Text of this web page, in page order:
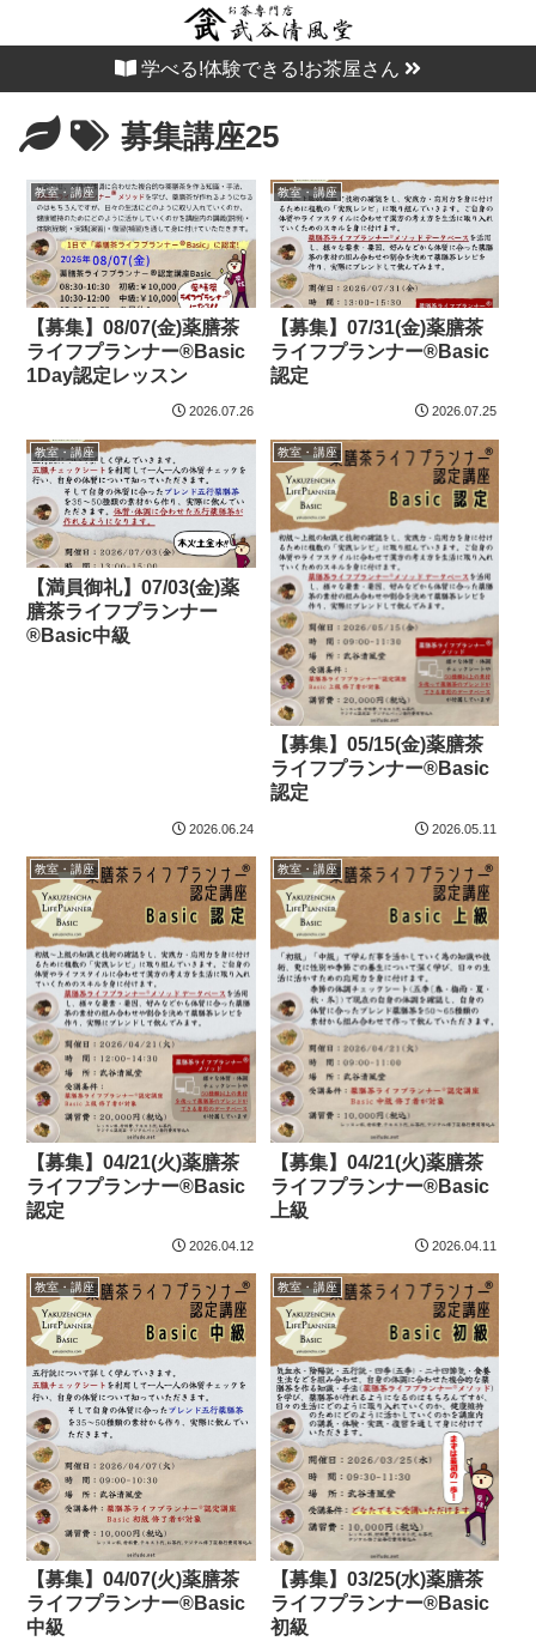
学べる!体験できる!お茶屋さん
募集講座25
教室・講座
【募集】08/07(金)薬膳茶
ライフプランナー®Basic
1Day認定レッスン
2026.07.26
教室・講座
【募集】07/31(金)薬膳茶
ライフプランナー®Basic
認定
2026.07.25
教室・講座
【満員御礼】07/03(金)薬
膳茶ライフプランナー
®Basic中級
2026.06.24
教室・講座
【募集】05/15(金)薬膳茶
ライフプランナー®Basic
認定
2026.05.11
教室・講座
【募集】04/21(火)薬膳茶
ライフプランナー®Basic
認定
2026.04.12
教室・講座
【募集】04/21(火)薬膳茶
ライフプランナー®Basic
上級
2026.04.11
教室・講座
【募集】04/07(火)薬膳茶
ライフプランナー®Basic
中級
教室・講座
【募集】03/25(水)薬膳茶
ライフプランナー®Basic
初級